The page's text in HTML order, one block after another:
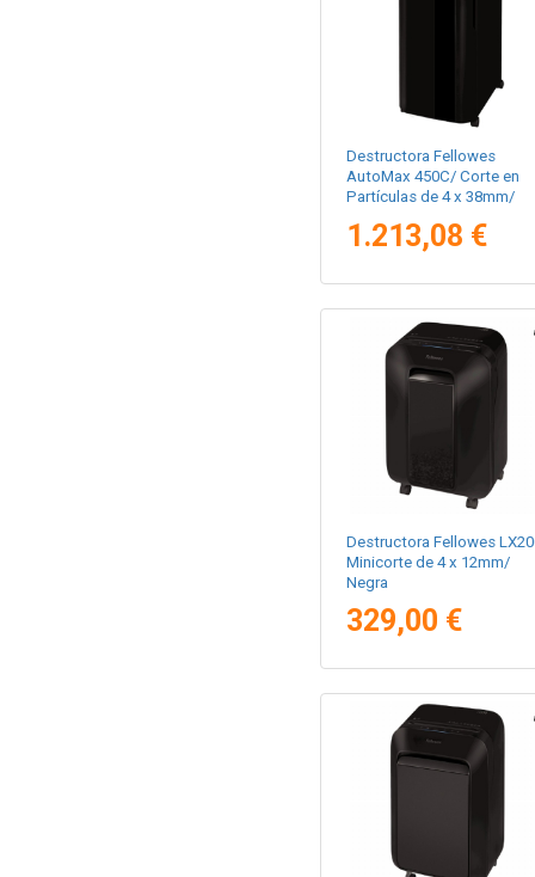
Destructora Fellowes
AutoMax 450C/ Corte en
Partículas de 4 x 38mm/
1.213,08 €
Destructora Fellowes
Minicorte de 4 x 12mm/
Negra
329,00 €